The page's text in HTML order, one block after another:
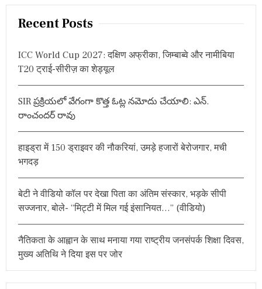
रु
ग्र
की
णा
,
घा
य
बे
र
इ
a
Recent Posts
ICC World Cup 2027: दक्षिण अफ्रीका, जिम्बाब्वे और नामीबिया
T20 ट्राई-सीरीज़ का शेड्यूल
SIR ప్రక్రియలో వేగంగా కొత్త ఓట్ల నమోదు చేయాలి: ఎన్.
రాంచందర్ రావు
हाइड्रा में 150 ड्राइवर की नौकरियां, उमड़े हजारों बेरोजगार, मची
भगदड़
बेटी ने वीडियो कॉल पर देखा पिता का अंतिम संस्कार, भड़के सीपी
सज्जनार, बोले- “मिट्टी में मिल गई इंसानियत…” (वीडियो)
नैतिकता के आह्वान के साथ मनाया गया राष्ट्रीय जनसंपर्क शिक्षा दिवस,
मुख्य अतिथि ने दिया इस पर जोर